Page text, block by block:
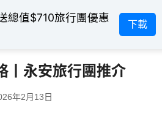
總值$710旅行團優惠
下載
丨永安旅行團推介
年2月13日